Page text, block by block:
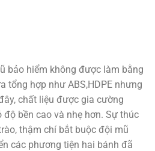
bảo hiểm không được làm bằng
tổng hợp như ABS,HDPE nhưng
chất liệu được gia cường
độ bền cao và nhẹ hơn. Sự thúc
thậm chí bắt buộc đội mũ
các phương tiện hai bánh đã